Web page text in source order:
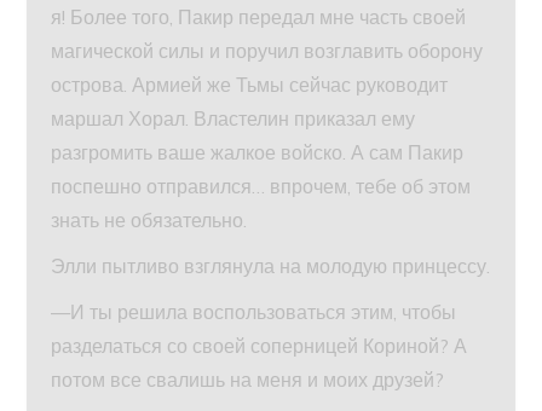
я! Более того, Пакир передал мне часть своей
магической силы и поручил возглавить оборону
острова. Армией же Тьмы сейчас руководит
маршал Хорал. Властелин приказал ему
разгромить ваше жалкое войско. А сам Пакир
поспешно отправился… впрочем, тебе об этом
знать не обязательно.
Элли пытливо взглянула на молодую принцессу.
—И ты решила воспользоваться этим, чтобы
разделаться со своей соперницей Кориной? А
потом все свалишь на меня и моих друзей?